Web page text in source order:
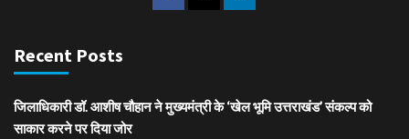
Recent Posts
जिलाधिकारी डॉ. आशीष चौहान ने मुख्यमंत्री के ‘खेल भूमि उत्तराखंड’ संकल्प को
साकार करने पर दिया जोर